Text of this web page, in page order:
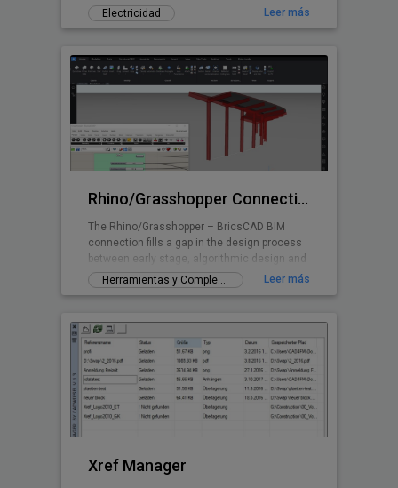
alumbrado, baja tensión,
telecomunicaciones, seguridad e
contiene muchísimos símbolos sobre la
base de los últimos estándares eléctricos,
como lámparas, interruptores, etc. La
aplicación proporciona un medio fácil de
diseñar el cableado y conductos. Entre sus
características más útiles son la
numeración automática (frente) del circuito,
y un có
Electricidad Leer más
Rhino/Grasshopper Connection for BricsCAD BIM
The Rhino/Grasshopper – BricsCAD BIM
connection fills a gap in the design process
between early stage, algorithmic design and
Building Information Modeling.
Herramientas y Complementos gratuitos Leer más
Xref Manager